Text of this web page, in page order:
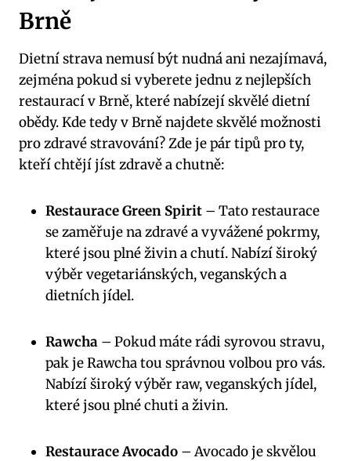
Brně
Dietní strava‍ nemusí ⁢být nudná ⁣ani nezajímavá,
‍zejména pokud si⁣ vyberete jednu z nejlepších
restaurací v Brně, které nabízejí skvělé dietní
obědy. Kde tedy v⁤ Brně najdete skvělé možnosti
pro zdravé stravování? Zde je pár tipů pro ty,
kteří chtějí jíst zdravě a chutně:
Restaurace Green‍ Spirit – ⁢Tato ‌restaurace
se zaměřuje na zdravé a‍ vyvážené pokrmy,
které jsou plné živin a chutí.⁣ Nabízí široký
výběr​ vegetariánských, veganských a
dietních jídel.
Rawcha – Pokud máte rádi syrovou stravu,
pak je Rawcha tou správnou⁣ volbou pro vás.
Nabízí široký výběr raw, veganských jídel,⁤
které jsou plné‌ chuti a živin.
Restaurace Avocado – Avocado je ⁢skvělou